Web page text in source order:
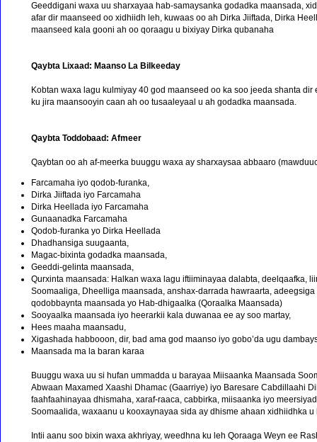
Geeddigani waxa uu sharxayaa hab-samaysanka godadka maansada,
afar dir maanseed oo xidhiidh leh, kuwaas oo ah Dirka Jiiftada, Dirka
maanseed kala gooni ah oo qoraagu u bixiyay Dirka qubanaha
Qaybta Lixaad: Maanso La Bilkeeday
Kobtan waxa lagu kulmiyay 40 god maanseed oo ka soo jeeda shanta
ku jira maansooyin caan ah oo tusaaleyaal u ah godadka maansada.
Qaybta Toddobaad: Afmeer
Qaybtan oo ah af-meerka buuggu waxa ay sharxaysaa abbaaro
Farcamaha iyo qodob-furanka,
Dirka Jiiftada iyo Farcamaha
Dirka Heellada iyo Farcamaha
Gunaanadka Farcamaha
Qodob-furanka yo Dirka Heellada
Dhadhansiga suugaanta,
Magac-bixinta godadka maansada,
Geeddi-gelinta maansada,
Qurxinta maansada: Halkan waxa lagu iftiiminayaa dalabta, deelqaafka,
Soomaaliga, Dheelliga maansada, anshax-darrada hawraarta,
qodobbaynta maansada yo Hab-dhigaalka (Qoraalka Maansada)
Sooyaalka maansada iyo heerarkii kala duwanaa ee ay soo martay,
Hees maaha maansadu,
Xigashada habbooon, dir, bad ama god maanso iyo gobo’da ugu
Maansada ma la baran karaa
Buuggu waxa uu si hufan ummadda u barayaa Miisaanka Maansada
Abwaan Maxamed Xaashi Dhamac (Gaarriye) iyo Baresare Cabdillaahi
faahfaahinayaa dhismaha, xaraf-raaca, cabbirka, miisaanka iyo
Soomaalida, waxaanu u kooxaynayaa sida ay dhisme ahaan xidhiidhka u
Intii aanu soo bixin waxa akhriyay, weedhna ku leh Qoraaga Weyn ee